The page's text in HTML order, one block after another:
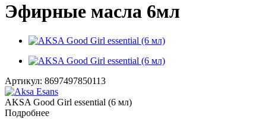
Эфирные масла 6мл
Артикул: 8697497850113
AKSA Good Girl essential (6 мл)
Подробнее